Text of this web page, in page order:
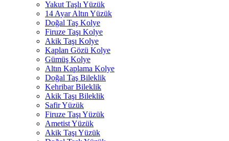
Yakut Taşlı Yüzük
14 Ayar Altın Yüzük
Doğal Taş Kolye
Firuze Taşı Kolye
Akik Taşı Kolye
Kaplan Gözü Kolye
Gümüş Kolye
Altın Kaplama Kolye
Doğal Taş Bileklik
Kehribar Bileklik
Akik Taşı Bileklik
Safir Yüzük
Firuze Taşı Yüzük
Ametist Yüzük
Akik Taşı Yüzük